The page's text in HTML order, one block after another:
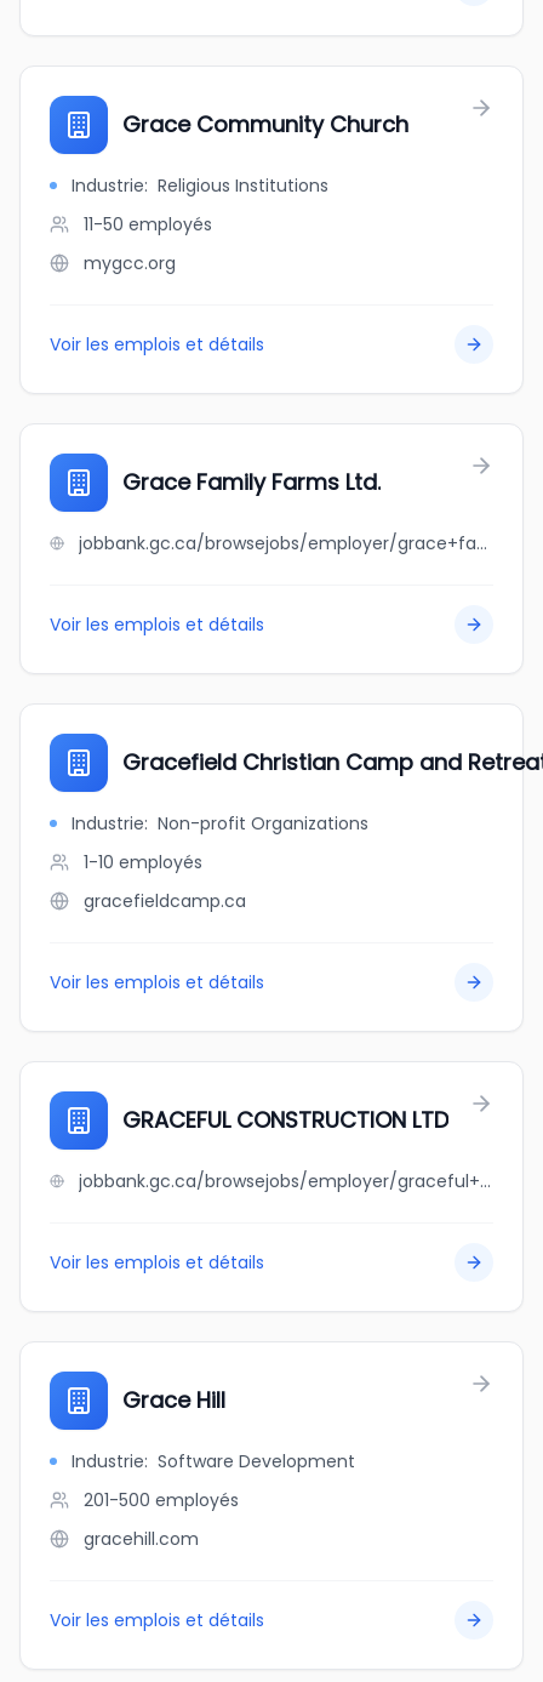
Grace Community Church
Industrie: Religious Institutions
11-50 employés
mygcc.org
Voir les emplois et détails
Grace Family Farms Ltd.
jobbank.gc.ca/browsejobs/employer/grace+family+farms+ltd./ca
Voir les emplois et détails
Gracefield Christian Camp and
Industrie: Non-profit Organizations
1-10 employés
gracefieldcamp.ca
Voir les emplois et détails
GRACEFUL CONSTRUCTION LTD
jobbank.gc.ca/browsejobs/employer/graceful+construction+ltd/ca
Voir les emplois et détails
Grace Hill
Industrie: Software Development
201-500 employés
gracehill.com
Voir les emplois et détails